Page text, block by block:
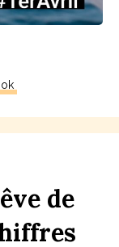
de
ffres